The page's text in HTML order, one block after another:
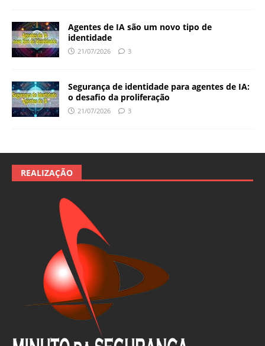
Agentes de IA são um novo tipo de
identidade
21/07/2026 3
Segurança de identidade para agentes de IA:
o desafio da proliferação
21/07/2026 3
REALIZAÇÃO